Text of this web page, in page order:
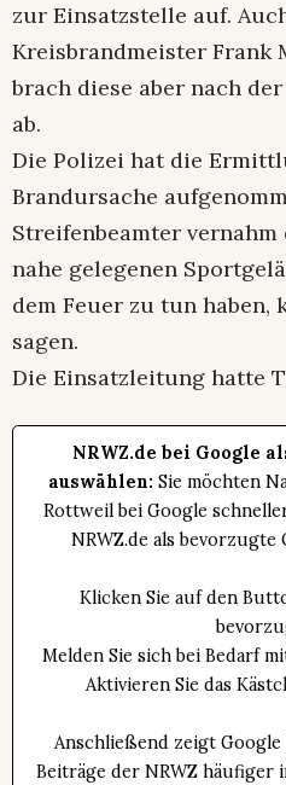
zur Einsatzstelle auf.
Kreisbrandmeister Frank
brach diese aber nach
ab.
Die Polizei hat die
Brandursache
Streifenbeamter
nahe gelegenen
dem Feuer zu tun
sagen.
Die Einsatzleitung hatte
NRWZ.de bei Google
auswählen: Sie möchten
Rottweil bei Google
NRWZ.de als bevorzugte
Klicken Sie auf den
Melden Sie sich bei Bedarf
Aktivieren Sie das
Anschließend zeigt Google
Beiträge der NRWZ häufiger